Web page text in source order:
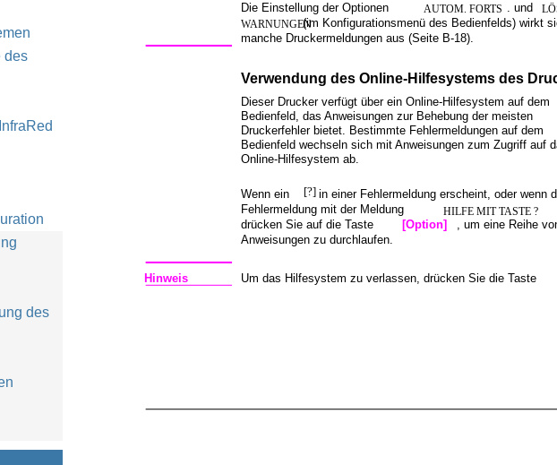
Die Einstellung der Optionen AUTOM. FORTS . und
WARNUNGEN(im Konfigurationsmenü des Bedienfelds) wirkt
manche Druckermeldungen aus (Seite B-18).
Verwendung des Online-Hilfesystems des
Dieser Drucker verfügt über ein Online-Hilfesystem auf dem
Bedienfeld, das Anweisungen zur Behebung der meisten
Druckerfehler bietet. Bestimmte Fehlermeldungen auf dem
Bedienfeld wechseln sich mit Anweisungen zum Zugriff auf
Online-Hilfesystem ab.
Wenn ein [?] in einer Fehlermeldung erscheint, oder wenn
Fehlermeldung mit der Meldung
HILFE MIT TASTE ?
drücken Sie auf die Taste
[Option]
, um eine Reihe
Anweisungen zu durchlaufen.
Hinweis Um das Hilfesystem zu verlassen, drücken Sie die Taste
des
des